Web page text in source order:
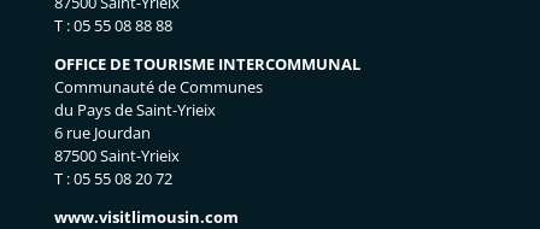
T : 05 55 08 88 88
OFFICE DE TOURISME INTERCOMMUNAL
Communauté de Communes
du Pays de Saint-Yrieix
6 rue Jourdan
87500 Saint-Yrieix
T : 05 55 08 20 72
www.visitlimousin.com